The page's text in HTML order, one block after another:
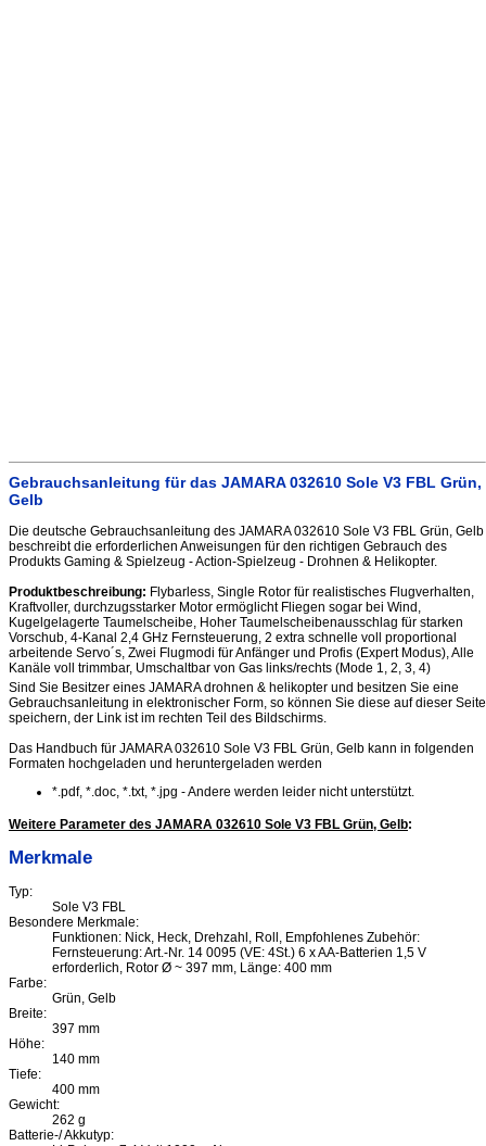
Gebrauchsanleitung für das JAMARA 032610 Sole V3 FBL Grün,
Gelb
Die deutsche Gebrauchsanleitung des JAMARA 032610 Sole V3 FBL Grün, Gelb
beschreibt die erforderlichen Anweisungen für den richtigen Gebrauch des
Produkts Gaming & Spielzeug - Action-Spielzeug - Drohnen & Helikopter.
Produktbeschreibung: Flybarless, Single Rotor für realistisches Flugverhalten,
Kraftvoller, durchzugsstarker Motor ermöglicht Fliegen sogar bei Wind,
Kugelgelagerte Taumelscheibe, Hoher Taumelscheibenausschlag für starken
Vorschub, 4-Kanal 2,4 GHz Fernsteuerung, 2 extra schnelle voll proportional
arbeitende Servo´s, Zwei Flugmodi für Anfänger und Profis (Expert Modus), Alle
Kanäle voll trimmbar, Umschaltbar von Gas links/rechts (Mode 1, 2, 3, 4)
Sind Sie Besitzer eines JAMARA drohnen & helikopter und besitzen Sie eine
Gebrauchsanleitung in elektronischer Form, so können Sie diese auf dieser Seite
speichern, der Link ist im rechten Teil des Bildschirms.
Das Handbuch für JAMARA 032610 Sole V3 FBL Grün, Gelb kann in folgenden
Formaten hochgeladen und heruntergeladen werden
*.pdf, *.doc, *.txt, *.jpg - Andere werden leider nicht unterstützt.
Weitere Parameter des JAMARA 032610 Sole V3 FBL Grün, Gelb:
Merkmale
Typ:
Sole V3 FBL
Besondere Merkmale:
Funktionen: Nick, Heck, Drehzahl, Roll, Empfohlenes Zubehör:
Fernsteuerung: Art.-Nr. 14 0095 (VE: 4St.) 6 x AA-Batterien 1,5 V
erforderlich, Rotor Ø ~ 397 mm, Länge: 400 mm
Farbe:
Grün, Gelb
Breite:
397 mm
Höhe:
140 mm
Tiefe:
400 mm
Gewicht:
262 g
Batterie-/ Akkutyp: